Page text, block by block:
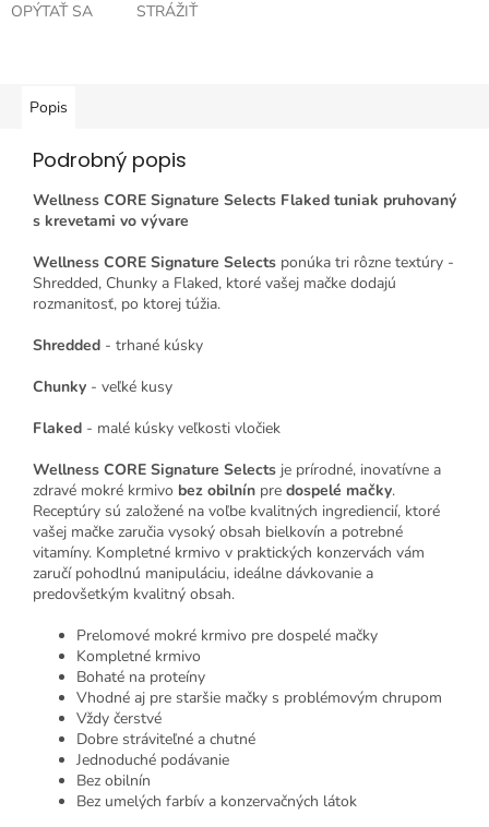
OPÝTAŤ SA STRÁŽIŤ
Popis
Podrobný popis
Wellness CORE Signature Selects Flaked tuniak pruhovaný
s krevetami vo vývare
Wellness CORE Signature Selects ponúka tri rôzne textúry -
Shredded, Chunky a Flaked, ktoré vašej mačke dodajú
rozmanitosť, po ktorej túžia.
Shredded - trhané kúsky
Chunky - veľké kusy
Flaked - malé kúsky veľkosti vločiek
Wellness CORE Signature Selects je prírodné, inovatívne a
zdravé mokré krmivo bez obilnín pre dospelé mačky.
Receptúry sú založené na voľbe kvalitných ingrediencií, ktoré
vašej mačke zaručia vysoký obsah bielkovín a potrebné
vitamíny. Kompletné krmivo v praktických konzervách vám
zaručí pohodlnú manipuláciu, ideálne dávkovanie a
predovšetkým kvalitný obsah.
Prelomové mokré krmivo pre dospelé mačky
Kompletné krmivo
Bohaté na proteíny
Vhodné aj pre staršie mačky s problémovým chrupom
Vždy čerstvé
Dobre stráviteľné a chutné
Jednoduché podávanie
Bez obilnín
Bez umelých farbív a konzervačných látok